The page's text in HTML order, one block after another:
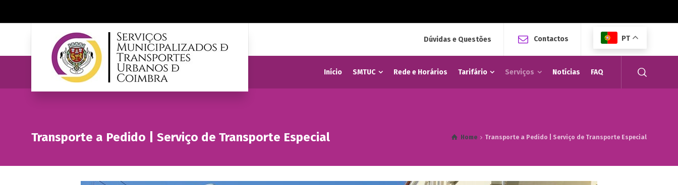
Dúvidas e Questões Contactos PT
Início SMTUC Rede e Horários Tarifário Serviços Notícias FAQ
Transporte a Pedido | Serviço de Transporte Especial Home Transporte a Pedido | Serviço de Transporte Especial